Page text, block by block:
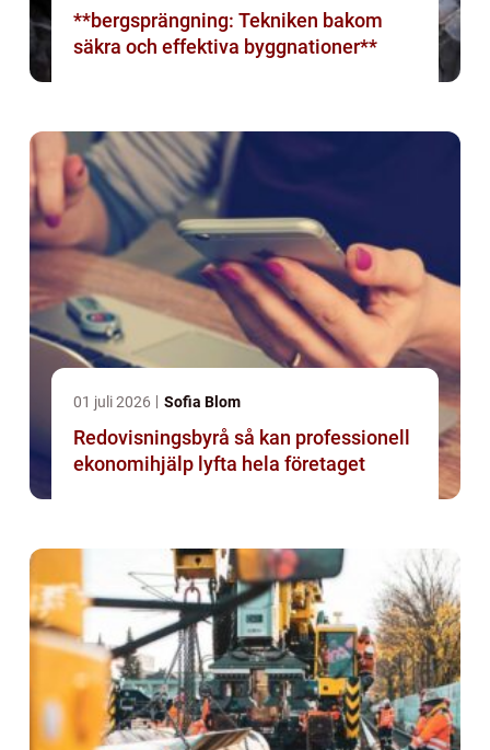
**bergsprängning: Tekniken bakom
säkra och effektiva byggnationer**
01 juli 2026 Sofia Blom
Redovisningsbyrå så kan professionell
ekonomihjälp lyfta hela företaget